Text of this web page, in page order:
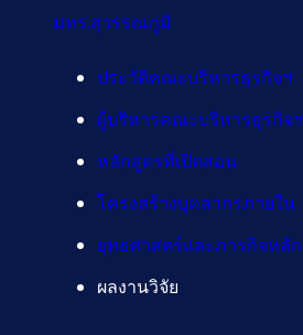
มทร.สุวรรณภูมิ
ประวัติคณะบริหารธุรกิจฯ
ผู้บริหารคณะบริหารธุรกิจฯ
หลักสูตรที่เปิดสอน
โครงสร้างบุคลากรภายใน
ยุทธศาสตร์และภารกิจหลัก
ผลงานวิจัย